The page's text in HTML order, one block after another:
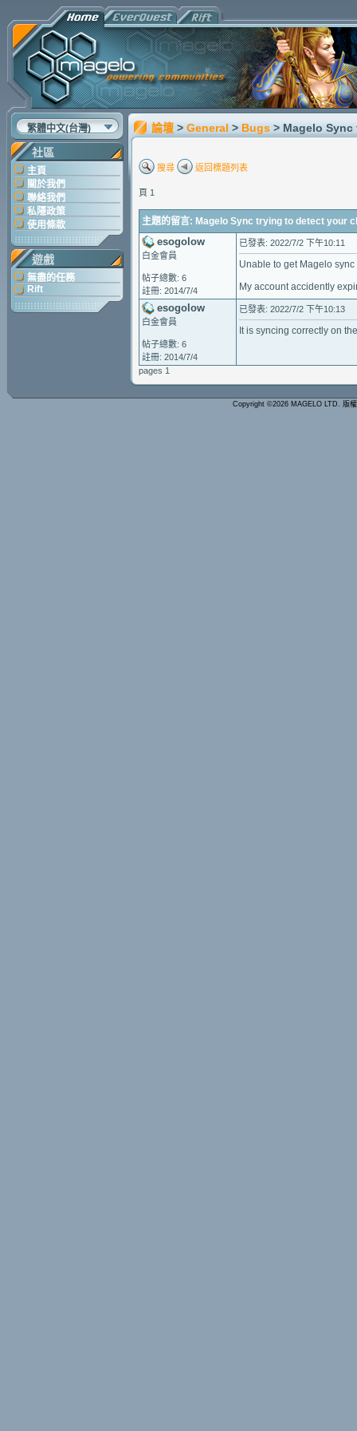
繁體中文(台灣)
社區
主頁
關於我們
聯絡我們
私隱政策
使用條款
遊戲
無盡的任務
Rift
論壇 > General > Bugs > Magelo
搜尋 返回標題列表
頁 1
主題的留言: Magelo Sync trying to detect your
esogolow
白金會員
帖子總數: 6
註冊: 2014/7/4
已發表: 2022/7/2 下午10:11
Unable to get Magelo
My account accidently
esogolow
白金會員
帖子總數: 6
註冊: 2014/7/4
已發表: 2022/7/2 下午10:13
It is syncing correctly on
pages 1
Copyright ©2026 MAGELO LTD. 版